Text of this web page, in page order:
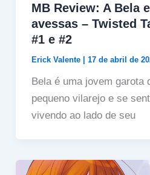
MB Review: A Bela
avessas – Twisted
#1 e #2
Erick Valente | 17 de abril de
Bela é uma jovem garota
pequeno vilarejo e se
vivendo ao lado de seu